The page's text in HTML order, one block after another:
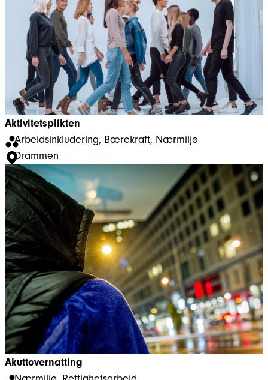
Aktivitetsplikten
Arbeidsinkludering, Bærekraft, Nærmiljø
Drammen
Akuttovernatting